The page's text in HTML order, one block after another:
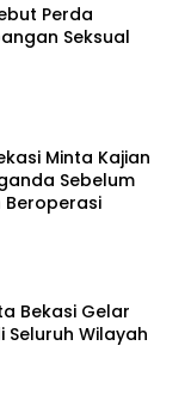
Perda
Seksual
Minta Kajian
Sebelum
Beroperasi
Bekasi Gelar
Seluruh Wilayah